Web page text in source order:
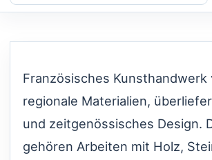
Französisches Kunsthandwerk
regionale Materialien,
und zeitgenössisches Design.
gehören Arbeiten mit Holz,